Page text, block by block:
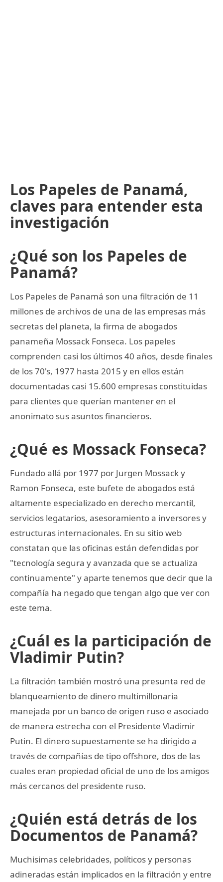
Los Papeles de Panamá,
claves para entender esta
investigación
¿Qué son los Papeles de
Panamá?
Los Papeles de Panamá son una filtración de 11
millones de archivos de una de las empresas más
secretas del planeta, la firma de abogados
panameña Mossack Fonseca. Los papeles
comprenden casi los últimos 40 años, desde finales
de los 70's, 1977 hasta 2015 y en ellos están
documentadas casi 15.600 empresas constituidas
para clientes que querían mantener en el
anonimato sus asuntos financieros.
¿Qué es Mossack Fonseca?
Fundado allá por 1977 por Jurgen Mossack y
Ramon Fonseca, este bufete de abogados está
altamente especializado en derecho mercantil,
servicios legatarios, asesoramiento a inversores y
estructuras internacionales. En su sitio web
constatan que las oficinas están defendidas por
"tecnología segura y avanzada que se actualiza
continuamente" y aparte tenemos que decir que la
compañía ha negado que tengan algo que ver con
este tema.
¿Cuál es la participación de
Vladimir Putin?
La filtración también mostró una presunta red de
blanqueamiento de dinero multimillonaria
manejada por un banco de origen ruso e asociado
de manera estrecha con el Presidente Vladimir
Putin. El dinero supuestamente se ha dirigido a
través de compañías de tipo offshore, dos de las
cuales eran propiedad oficial de uno de los amigos
más cercanos del presidente ruso.
¿Quién está detrás de los
Documentos de Panamá?
Muchisimas celebridades, políticos y personas
adineradas están implicados en la filtración y entre